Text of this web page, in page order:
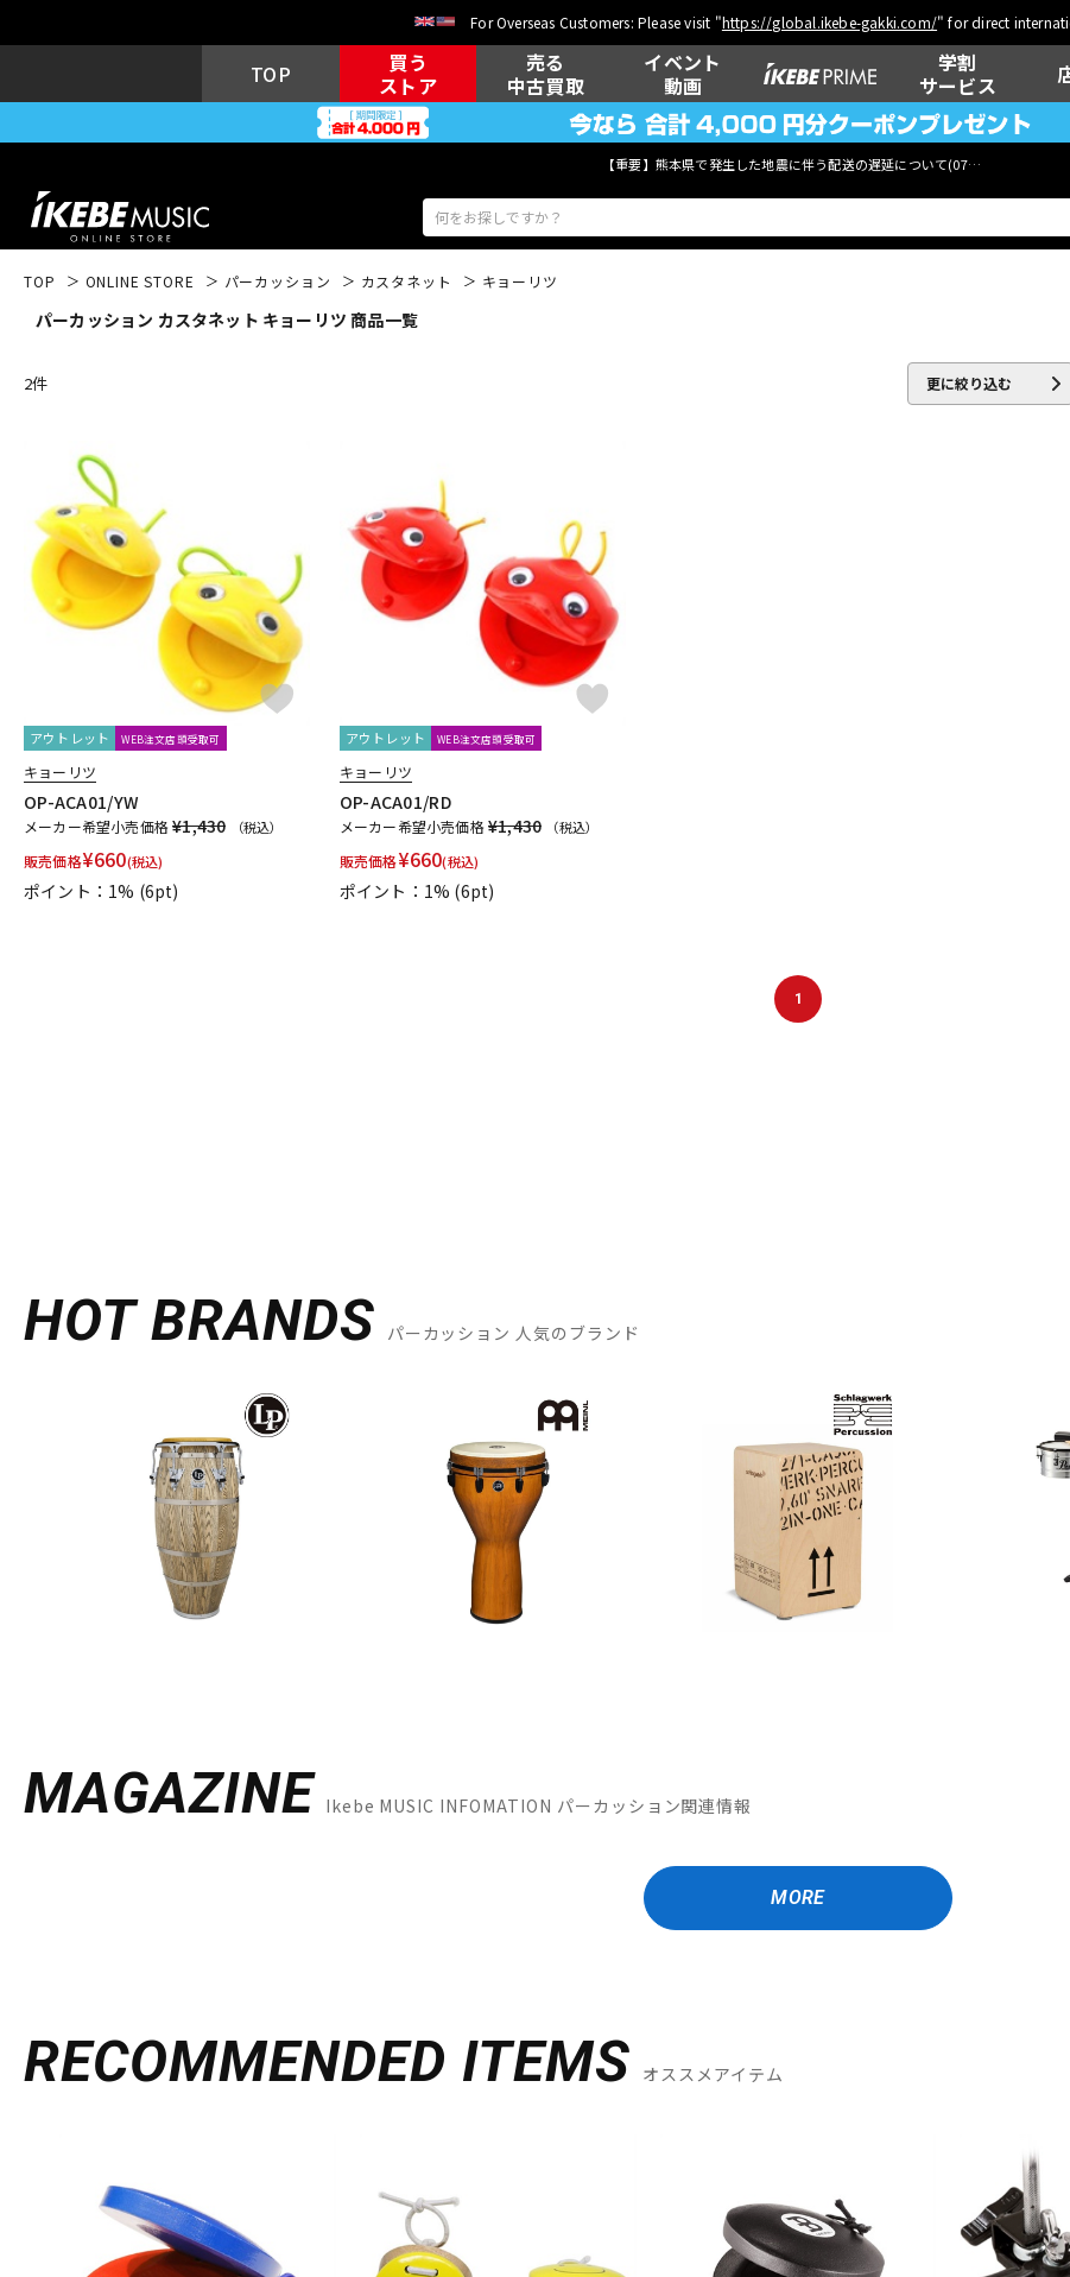
For Overseas Customers: Please visit "https://global.ikebe-gakki.com/" for direct
TOP
買う
ストア
売る
中古買取
イベント
動画
学割
サービス
【重要】熊本県で発生した地震に伴う配送の遅延について(07月29日
エレキギター アコギ/エレ
DJ機器 DTM
中古 ヴィンテージ
TOP ONLINE STORE パーカッション カスタネット キョーリツ
パーカッション カスタネット キョーリツ 商品一覧
2件 更に絞り込む
アウトレット WEB注文店頭受取可
キョーリツ
OP-ACA01/YW
メーカー希望小売価格¥1,430 （税込）
販売価格¥660(税込)
ポイント：1% (6pt)
アウトレット WEB注文店頭受取可
キョーリツ
OP-ACA01/RD
メーカー希望小売価格¥1,430 （税込）
販売価格¥660(税込)
ポイント：1% (6pt)
1
HOT BRANDS パーカッション 人気のブランド
MAGAZINE Ikebe MUSIC INFOMATION パーカッション関連情報
MORE
RECOMMENDED ITEMS オススメアイテム